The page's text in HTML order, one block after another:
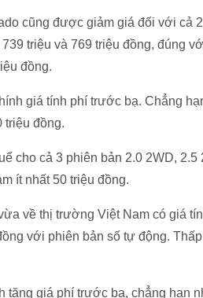
cũng được giảm giá đối với cả
triệu và 769 triệu đồng, đúng
đồng.
giá tính phí trước bạ. Chẳng
triệu đồng.
cho cả 3 phiên bản 2.0 2WD,
ít nhất 50 triệu đồng.
về thị trường Việt Nam có giá
với phiên bản số tự động.
tăng giá phí trước bạ, chẳng hạn